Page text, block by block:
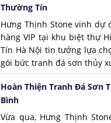
Thường Tín
Hưng Thịnh Stone vinh dự
hàng VIP tại khu biệt thự
Tín Hà Nội tin tưởng lựa
gói bức tranh đá sơn thủy
Hoàn Thiện Tranh Đá Sơn
Bình
Vừa qua, Hưng Thịnh